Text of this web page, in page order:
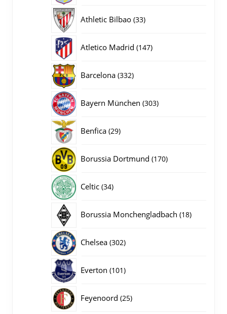
Athletic Bilbao 3333
Atletico Madrid 147147
Barcelona 332332
Bayern München 303303
Benfica 2929
Borussia Dortmund 170170
Celtic 3434
Borussia Monchengladbach 1818
Chelsea 302302
Everton 101101
Feyenoord 2525